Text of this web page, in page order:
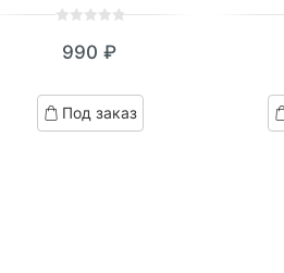
out
based
on
990 ₽
Под заказ